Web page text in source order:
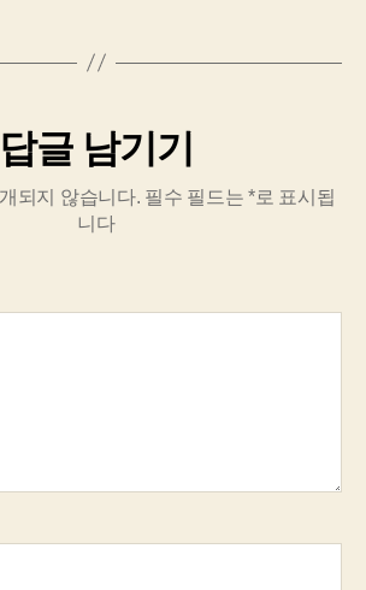
답글 남기기
되지 않습니다. 필수 필드는*로 표시됩
니다